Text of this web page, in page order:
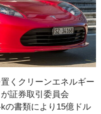
くクリーンエネルギー
証券取引委員会
の書類により15億ドル